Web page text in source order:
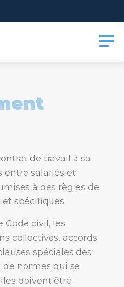
:
de travail à sa
entre salariés et
à des règles de
spécifiques.
Code civil, les
collectives, accords
spéciales des
normes qui se
doivent être
cookies